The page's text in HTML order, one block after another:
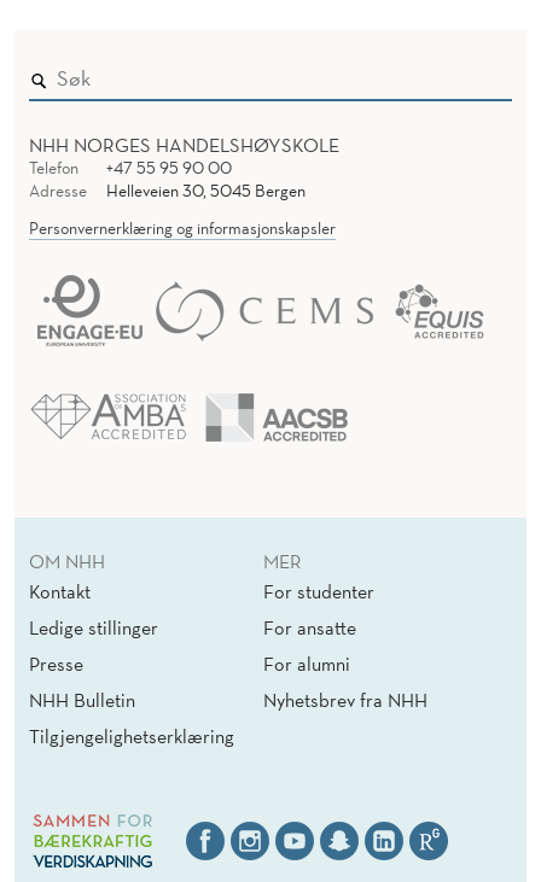
NHH NORGES HANDELSHØYSKOLE
Telefon
+47 55 95 90 00
Adresse
Helleveien 30, 5045 Bergen
Personvernerklæring og informasjonskapsler
OM NHH
Kontakt
Ledige stillinger
Presse
NHH Bulletin
Tilgjengelighetserklæring
MER
For studenter
For ansatte
For alumni
Nyhetsbrev fra NHH